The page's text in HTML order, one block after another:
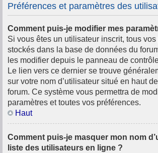
Préférences et paramètres des
Comment puis-je modifier mes
Si vous êtes un utilisateur inscrit, tous
stockés dans la base de données du
les modifier depuis le panneau de
Le lien vers ce dernier se trouve
sur votre nom d’utilisateur situé en haut
forum. Ce système vous permettra de
paramètres et toutes vos préférences.
Haut
Comment puis-je masquer mon nom
liste des utilisateurs en ligne ?